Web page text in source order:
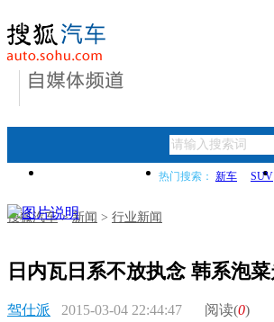
热门搜索： 新车 SUV
新闻
搜狐汽车>新闻 > 行业新闻
日内瓦日系不放执念 韩系泡
驾仕派 2015-03-04 22:44:47 阅读(0)